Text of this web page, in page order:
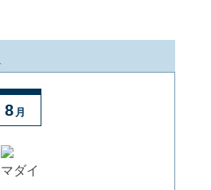
8 月
マダイ